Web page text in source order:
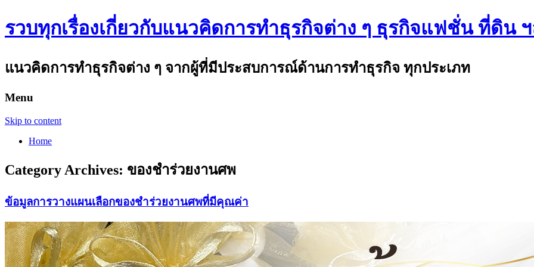
รวบทุกเรื่องเกี่ยวกับแนวคิดการทำธุรกิจต่าง ๆ ธุรกิจแฟชั่น ที่ดิน
แนวคิดการทำธุรกิจต่าง ๆ จากผู้ที่มีประสบการณ์ด้านการทำธุรกิจ ทุกประเภท
Menu
Skip to content
Home
Category Archives: ของชำร่วยงานศพ
ข้อมูลการวางแผนเลือกของชำร่วยงานศพที่มีคุณค่า